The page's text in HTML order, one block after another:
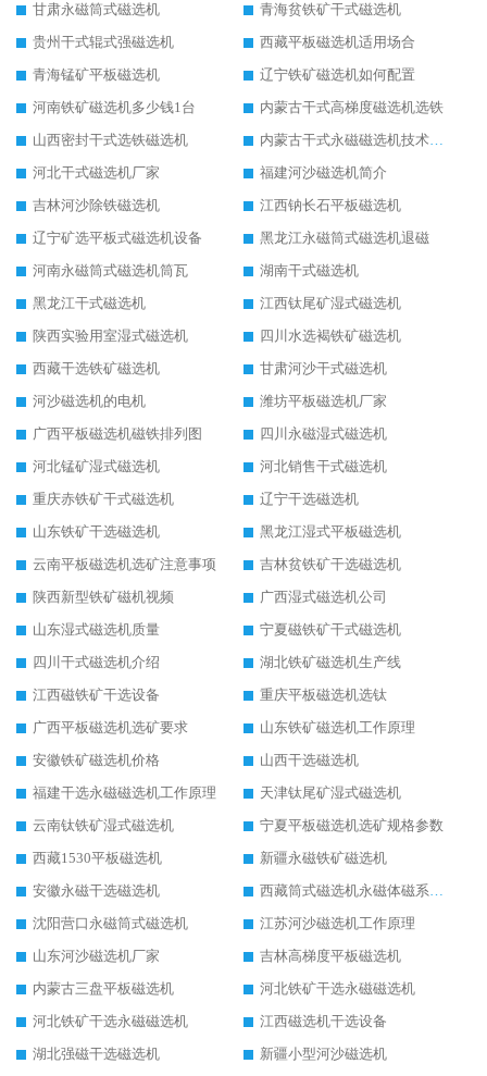
甘肃永磁筒式磁选机
青海贫铁矿干式磁选机
贵州干式辊式强磁选机
西藏平板磁选机适用场合
青海锰矿平板磁选机
辽宁铁矿磁选机如何配置
河南铁矿磁选机多少钱1台
内蒙古干式高梯度磁选机选铁
山西密封干式选铁磁选机
内蒙古干式永磁磁选机技术要求
河北干式磁选机厂家
福建河沙磁选机简介
吉林河沙除铁磁选机
江西钠长石平板磁选机
辽宁矿选平板式磁选机设备
黑龙江永磁筒式磁选机退磁
河南永磁筒式磁选机筒瓦
湖南干式磁选机
黑龙江干式磁选机
江西钛尾矿湿式磁选机
陕西实验用室湿式磁选机
四川水选褐铁矿磁选机
西藏干选铁矿磁选机
甘肃河沙干式磁选机
河沙磁选机的电机
潍坊平板磁选机厂家
广西平板磁选机磁铁排列图
四川永磁湿式磁选机
河北锰矿湿式磁选机
河北销售干式磁选机
重庆赤铁矿干式磁选机
辽宁干选磁选机
山东铁矿干选磁选机
黑龙江湿式平板磁选机
云南平板磁选机选矿注意事项
吉林贫铁矿干选磁选机
陕西新型铁矿磁机视频
广西湿式磁选机公司
山东湿式磁选机质量
宁夏磁铁矿干式磁选机
四川干式磁选机介绍
湖北铁矿磁选机生产线
江西磁铁矿干选设备
重庆平板磁选机选钛
广西平板磁选机选矿要求
山东铁矿磁选机工作原理
安徽铁矿磁选机价格
山西干选磁选机
福建干选永磁磁选机工作原理
天津钛尾矿湿式磁选机
云南钛铁矿湿式磁选机
宁夏平板磁选机选矿规格参数
西藏1530平板磁选机
新疆永磁铁矿磁选机
安徽永磁干选磁选机
西藏筒式磁选机永磁体磁系设计
沈阳营口永磁筒式磁选机
江苏河沙磁选机工作原理
山东河沙磁选机厂家
吉林高梯度平板磁选机
内蒙古三盘平板磁选机
河北铁矿干选永磁磁选机
河北铁矿干选永磁磁选机
江西磁选机干选设备
湖北强磁干选磁选机
新疆小型河沙磁选机